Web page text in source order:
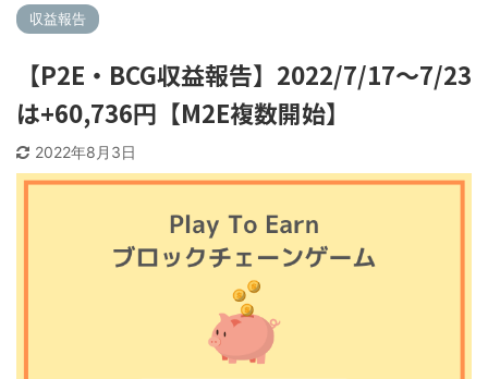
収益報告
【P2E・BCG収益報告】2022/7/17～7/23
は+60,736円【M2E複数開始】
2022年8月3日